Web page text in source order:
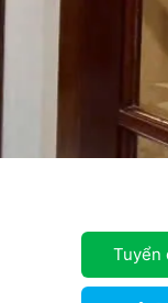
Tuyển